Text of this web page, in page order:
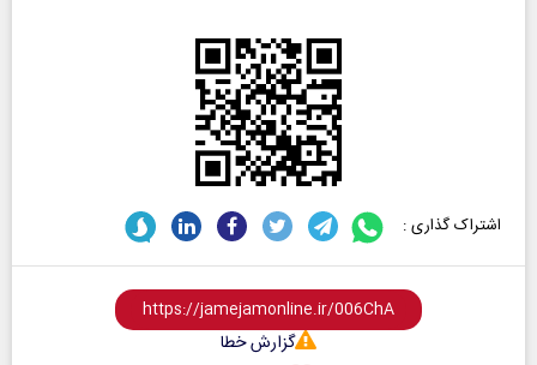
اشتراک گذاری :
گزارش خطا